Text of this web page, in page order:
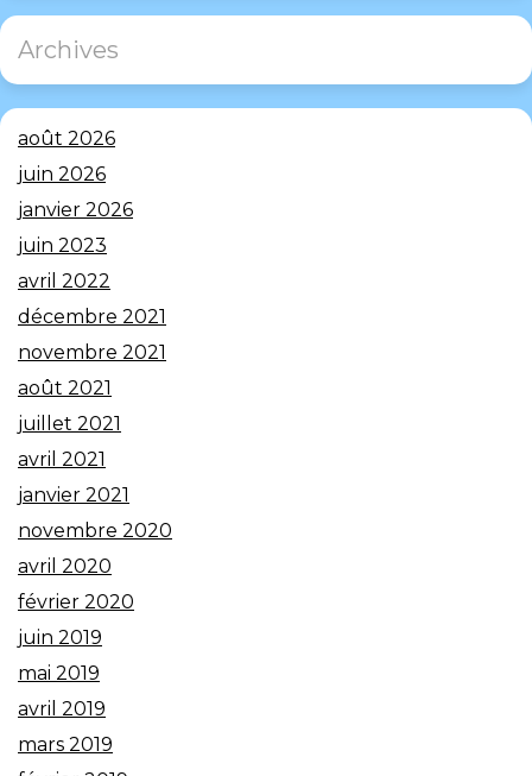
Archives
août 2026
juin 2026
janvier 2026
juin 2023
avril 2022
décembre 2021
novembre 2021
août 2021
juillet 2021
avril 2021
janvier 2021
novembre 2020
avril 2020
février 2020
juin 2019
mai 2019
avril 2019
mars 2019